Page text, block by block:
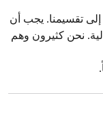
تقسيمنا. يجب أن
نحن كثيرون وهم